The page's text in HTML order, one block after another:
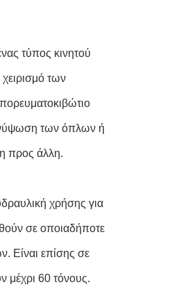
τύπος κινητού
των
των όπλων ή
προς άλλη.
χρήσης για
σε οποιαδήποτε
Είναι επίσης σε
μέχρι 60 τόνους.